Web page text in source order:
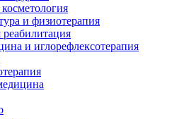
и физиотерапия
и иглорефлексотерапия